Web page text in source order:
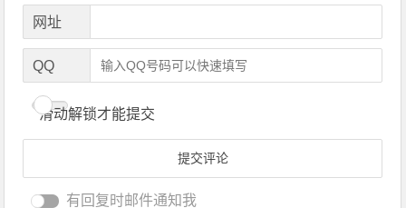
网址
QQ
滑动解锁才能提交
有回复时邮件通知我